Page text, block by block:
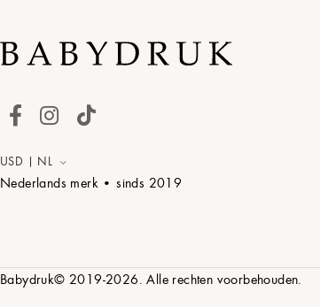
USD | NL
Nederlands merk • sinds 2019
Babydruk© 2019-2026. Alle rechten voorbehouden.